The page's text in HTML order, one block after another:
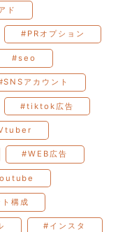
ド
#PRオプション
#seo
アカウント
#tiktok広告
#WEB広告
構成
#インスタ